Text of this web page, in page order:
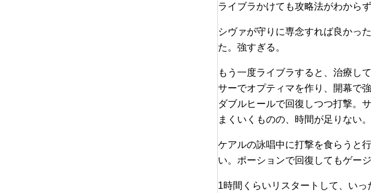
ライブラかけても攻略法がわからず
シヴァが守りに専念すれば良かっ
た。強すぎる。
もう一度ライブラすると、治療し
サーでオプティマを作り、開幕で強
ダブルヒールで回復しつつ打撃。
まくいくものの、時間が足りない
ケアルの詠唱中に打撃を食らうと
い。ポーションで回復してもゲージ
1時間くらいリスタートして、いっ